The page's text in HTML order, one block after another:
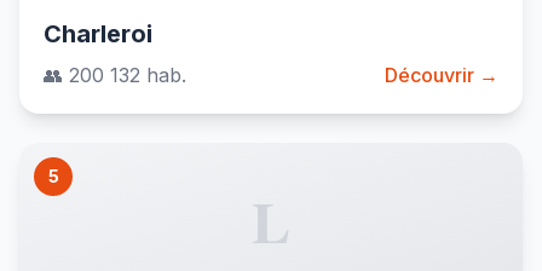
Charleroi
👥 200 132 hab. Découvrir →
5
L